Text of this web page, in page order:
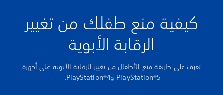
كيفية منع طفلك من تغيير
الرقابة الأبوية
تعرف على طريقة منع الأطفال من تغيير الرقابة الأبوية على أجهزة
PlayStation®5 وPlayStation®4.